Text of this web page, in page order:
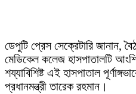
ডেপুটি প্রেস সেক্রেটারি জানান,
মেডিকেল কলেজ হাসপাতালটি
শয্যাবিশিষ্ট এই হাসপাতাল
প্রধানমন্ত্রী তারেক রহমান।